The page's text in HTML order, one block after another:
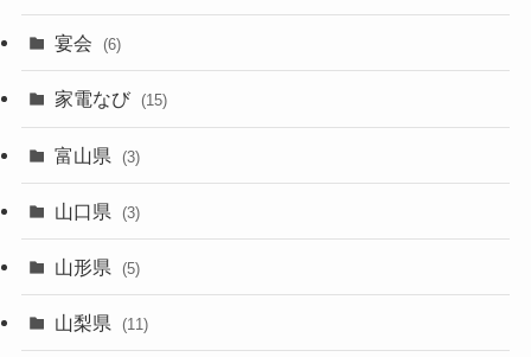
宴会 (6)
家電なび (15)
富山県 (3)
山口県 (3)
山形県 (5)
山梨県 (11)